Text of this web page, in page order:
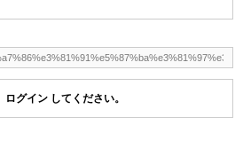
ログイン してください。